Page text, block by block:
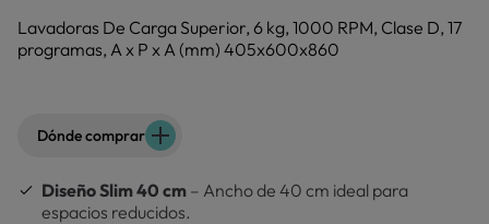
Lavadoras De Carga Superior, 6 kg, 1000 RPM, Clase D, 17
programas, A x P x A (mm) 405x600x860
Dónde comprar
Diseño Slim 40 cm – Ancho de 40 cm ideal para
espacios reducidos.